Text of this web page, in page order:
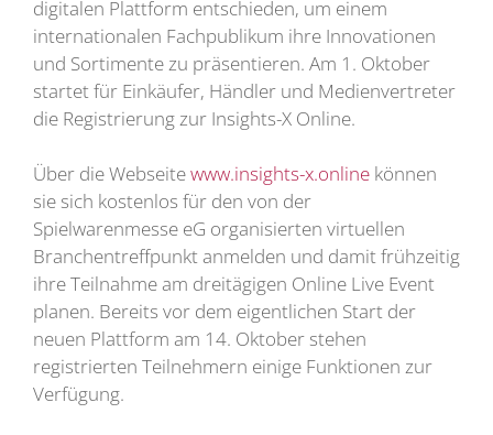
digitalen Plattform entschieden, um einem
internationalen Fachpublikum ihre Innovationen
und Sortimente zu präsentieren. Am 1. Oktober
startet für Einkäufer, Händler und Medienvertreter
die Registrierung zur Insights-X Online.
Über die Webseitewww.insights-x.online können
sie sich kostenlos für den von der
Spielwarenmesse eG organisierten virtuellen
Branchentreffpunkt anmelden und damit frühzeitig
ihre Teilnahme am dreitägigen Online Live Event
planen. Bereits vor dem eigentlichen Start der
neuen Plattform am 14. Oktober stehen
registrierten Teilnehmern einige Funktionen zur
Verfügung.